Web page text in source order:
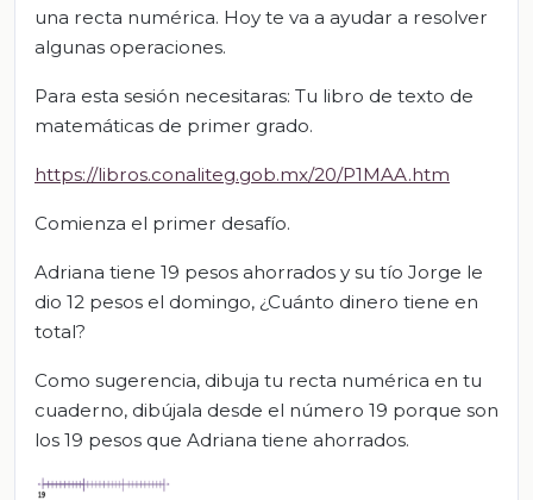
una recta numérica. Hoy te va a ayudar a resolver
algunas operaciones.
Para esta sesión necesitaras: Tu libro de texto de
matemáticas de primer grado.
https://libros.conaliteg.gob.mx/20/P1MAA.htm
Comienza el primer desafío.
Adriana tiene 19 pesos ahorrados y su tío Jorge le
dio 12 pesos el domingo, ¿Cuánto dinero tiene en
total?
Como sugerencia, dibuja tu recta numérica en tu
cuaderno, dibújala desde el número 19 porque son
los 19 pesos que Adriana tiene ahorrados.